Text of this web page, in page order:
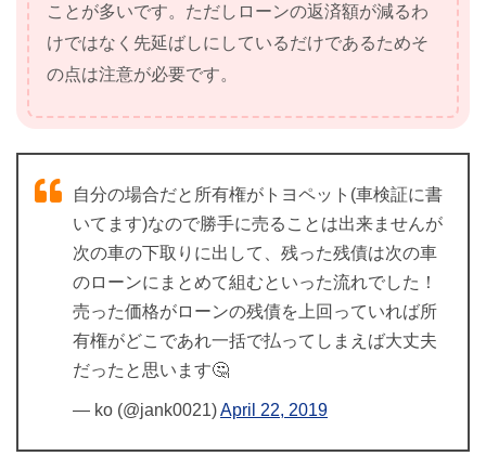
ことが多いです。ただしローンの返済額が減るわ
けではなく先延ばしにしているだけであるためそ
の点は注意が必要です。
自分の場合だと所有権がトヨペット(車検証に書
いてます)なので勝手に売ることは出来ませんが
次の車の下取りに出して、残った残債は次の車
のローンにまとめて組むといった流れでした！
売った価格がローンの残債を上回っていれば所
有権がどこであれ一括で払ってしまえば大丈夫
だったと思います🤔
— ko (@jank0021)April 22, 2019